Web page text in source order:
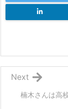
楠木さんは高
Next